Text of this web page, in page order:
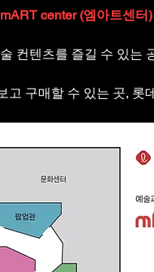
mART center (엠아트센터
컨텐츠를 즐길 수 있는
고 구매할 수 있는 곳, 롯